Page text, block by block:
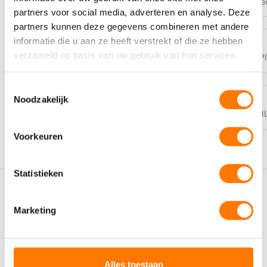
partners voor social media, adverteren en analyse. Deze
partners kunnen deze gegevens combineren met andere
informatie die u aan ze heeft verstrekt of die ze hebben
verzameld op basis van uw gebruik van hun services.
Noodzakelijk
Voorkeuren
Statistieken
Marketing
Alles toestaan
PI-BLADEN https://eurol.com/product_img/PI/
https://eurol.com/product_img/SDS/